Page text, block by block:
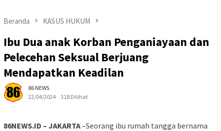
Beranda KASUS HUKUM
Ibu Dua anak Korban Penganiayaan dan
Pelecehan Seksual Berjuang
Mendapatkan Keadilan
86 NEWS
22/04/2024
318 Dilihat
86NEWS.ID – JAKARTA–Seorang ibu rumah tangga bernama